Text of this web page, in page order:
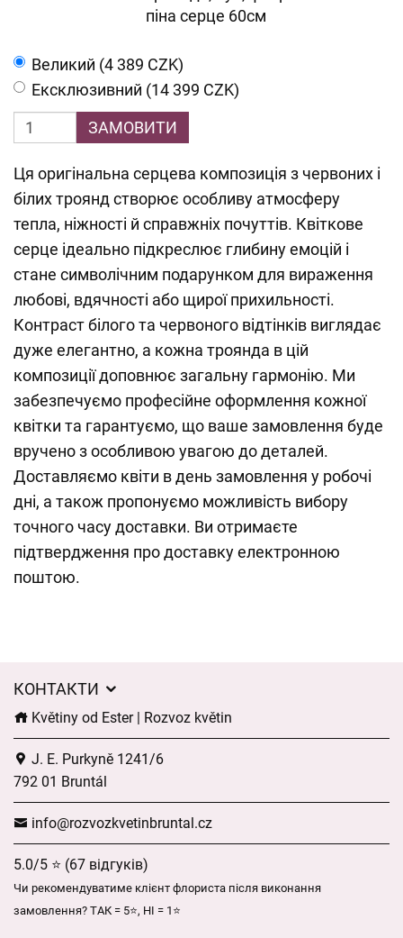
піна серце 60см
Великий (4 389 CZK)
Ексклюзивний (14 399 CZK)
ЗАМОВИТИ
Ця оригінальна серцева композиція з червоних і
білих троянд створює особливу атмосферу
тепла, ніжності й справжніх почуттів. Квіткове
серце ідеально підкреслює глибину емоцій і
стане символічним подарунком для вираження
любові, вдячності або щирої прихильності.
Контраст білого та червоного відтінків виглядає
дуже елегантно, а кожна троянда в цій
композиції доповнює загальну гармонію. Ми
забезпечуємо професійне оформлення кожної
квітки та гарантуємо, що ваше замовлення буде
вручено з особливою увагою до деталей.
Доставляємо квіти в день замовлення у робочі
дні, а також пропонуємо можливість вибору
точного часу доставки. Ви отримаєте
підтвердження про доставку електронною
поштою.
КОНТАКТИ
Květiny od Ester | Rozvoz květin
J. E. Purkyně 1241/6
792 01 Bruntál
info@rozvozkvetinbruntal.cz
5.0/5 ⭐ (67 відгуків)
Чи рекомендуватиме клієнт флориста після виконання
замовлення? ТАК = 5⭐, НІ = 1⭐